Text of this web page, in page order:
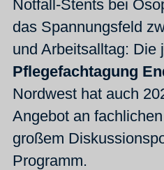
Notfall-Stents bei
das Spannungsfeld
und Arbeitsalltag: Die
Pflegefachtagung
Nordwest hat auch
Angebot an
großem
Programm.